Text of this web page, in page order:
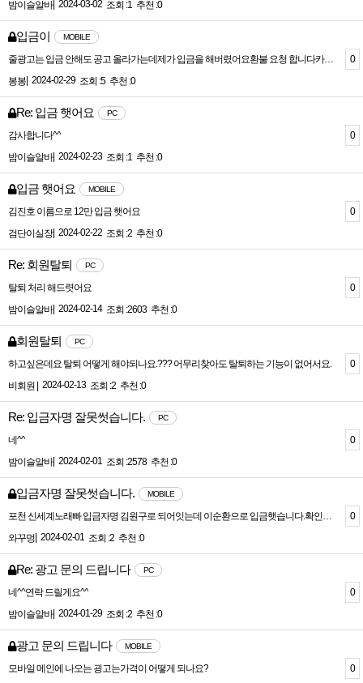
밤이슬알바| 2024-03-02 조회 :1 추천 :0
입금이 MOBILE
줄광고는 입금 안해도 공고 올라가는데제가 입금을 해버렸어요환불 요청 합니다카카오 3333-12-2354111 김나은업체 연가
봉봉 2024-02-29 조회 :5 추천 :0
0
Re: 입금 햇어요 PC
감사합니다^^
밤이슬알바| 2024-02-23 조회 :1 추천 :0
0
입금 햇어요 MOBILE
김진호 이름으로 12만 입금 햇어요
검단이실장| 2024-02-22 조회 :2 추천 :0
0
Re: 회원탈퇴 PC
탈퇴 처리 해드렷어요
밤이슬알바| 2024-02-14 조회 :2603 추천 :0
0
회원탈퇴 PC
하고싶은데요 탈퇴 어떻게 해야되나요.??? 어무리찾아도 탈퇴하는 기능이 없어서요.
비회원 |
2024-02-13 조회 :2 추천 :0
0
Re: 입금자명 잘못썻습니다. PC
네^^
밤이슬알바| 2024-02-01 조회 :2578 추천 :0
0
입금자명 잘못썻습니다. MOBILE
포천 신세계노래빠 입금자명 김원구로 되어잇는데 이순환으로 입금햇습니다.확인부탁드립니다.광고수정하려는데 가게이름 신세계노래빠로수정해주시고 광고내용에 티씨 6만원으로수정부탁드립니다
와꾸멍 2024-02-01 조회 :2 추천 :0
0
Re: 광고 문의 드립니다 PC
네^^연락 드릴게요^^
밤이슬알바| 2024-01-29 조회 :2 추천 :0
0
광고 문의 드립니다 MOBILE
모바일 메인에 나오는 굉고는가격이 어떻게 되나요?
0